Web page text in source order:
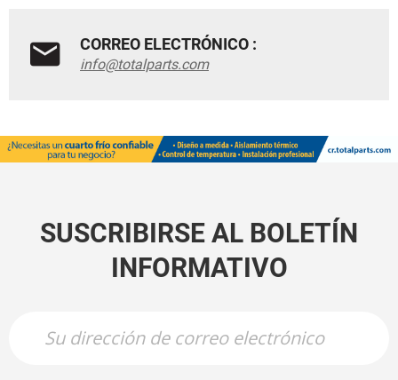
CORREO ELECTRÓNICO :
info@totalparts.com
SUSCRIBIRSE AL BOLETÍN
INFORMATIVO